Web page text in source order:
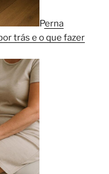
Perna
trás e o que fazer